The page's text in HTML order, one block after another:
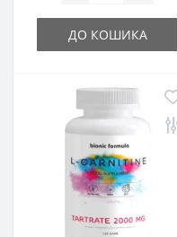
ДО КОШИКА